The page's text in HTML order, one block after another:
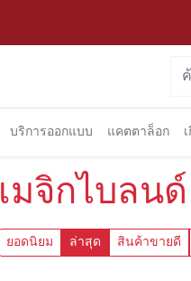
บริการออกแบบ แคตตาล็อก
เมจิกไบลนด์
ยอดนิยม ล่าสุด สินค้าขายดี